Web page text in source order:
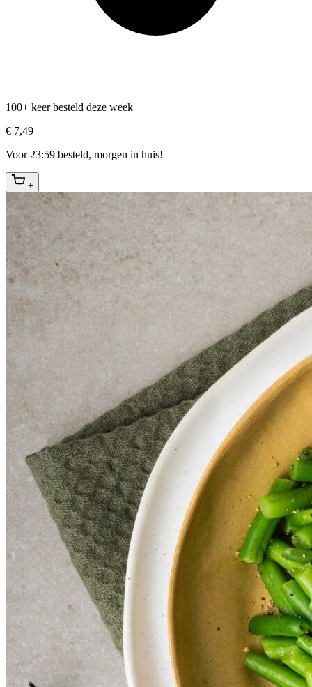
100+ keer besteld deze week
€ 7,49
Voor 23:59 besteld, morgen in huis!
+